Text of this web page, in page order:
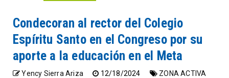
Condecoran al rector del Colegio
Espíritu Santo en el Congreso por su
aporte a la educación en el Meta
Yency Sierra Ariza 12/18/2024 ZONA ACTIVA